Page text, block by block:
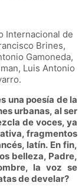
Internacional de
Brines,
Gamoneda,
Luis Antonio
una poesía de la
urbanas, al ser
de voces, ya
fragmentos
latín. En fin,
belleza, Padre,
la voz se
de develar?